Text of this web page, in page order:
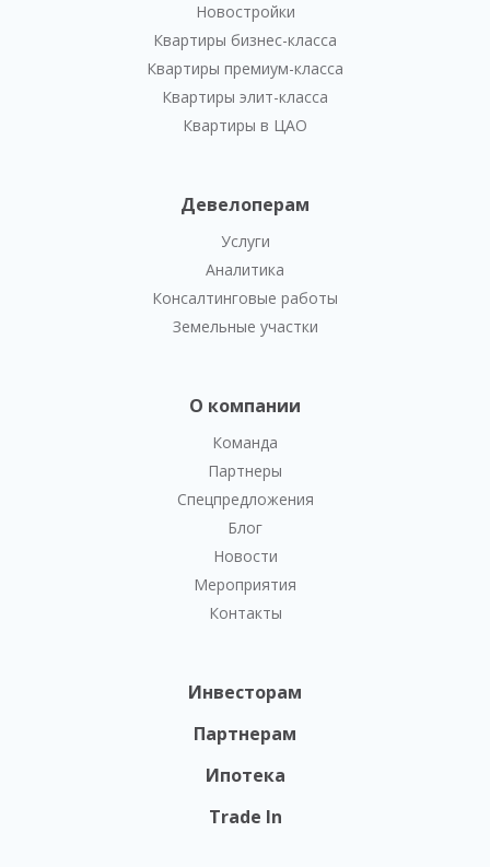
Новостройки
Квартиры бизнес-класса
Квартиры премиум-класса
Квартиры элит-класса
Квартиры в ЦАО
Девелоперам
Услуги
Аналитика
Консалтинговые работы
Земельные участки
О компании
Команда
Партнеры
Спецпредложения
Блог
Новости
Мероприятия
Контакты
Инвесторам
Партнерам
Ипотека
Trade In